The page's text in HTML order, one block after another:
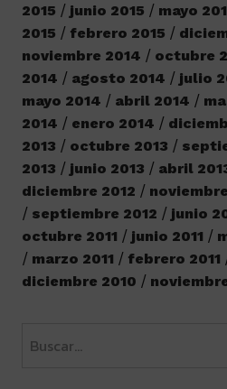
2015
junio 2015 mayo
2015
febrero 2015
noviembre 2014
octubre
2014
agosto 2014 julio
mayo 2014
abril 2014
2014
enero 2014
2013
octubre 2013
2013
junio 2013 abril
diciembre 2012
septiembre 2012
junio
octubre 2011
junio 2011
marzo 2011
febrero 2011
diciembre 2010